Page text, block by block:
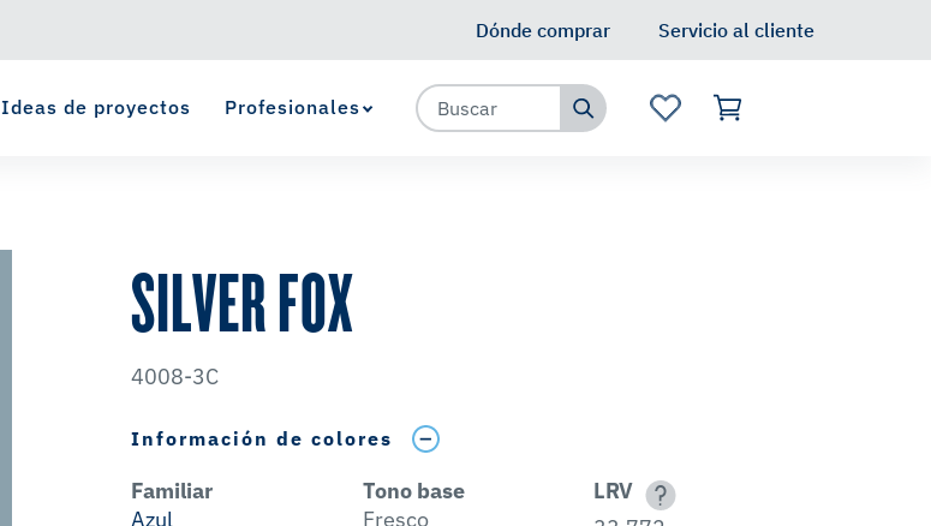
Dónde comprar
Servicio al cliente
Ideas de proyectos Profesionales
SILVER FOX
4008-3C
Información de colores
Familiar
Azul
Tono base
Fresco
LRV